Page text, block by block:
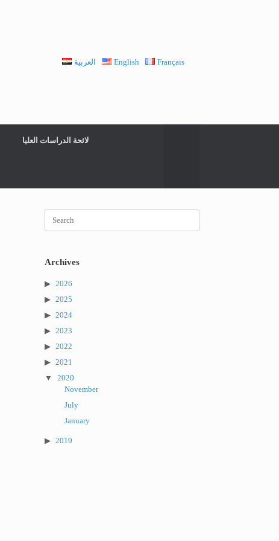
العربية English Français
لائحة الدراسات العليا
Archives
2026
2025
2024
2023
2022
2021
2020
November
July
January
2019